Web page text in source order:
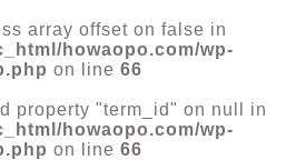
array offset on false in
howaopo.com/wp-
on line 66
property "term_id" on null in
howaopo.com/wp-
on line 66